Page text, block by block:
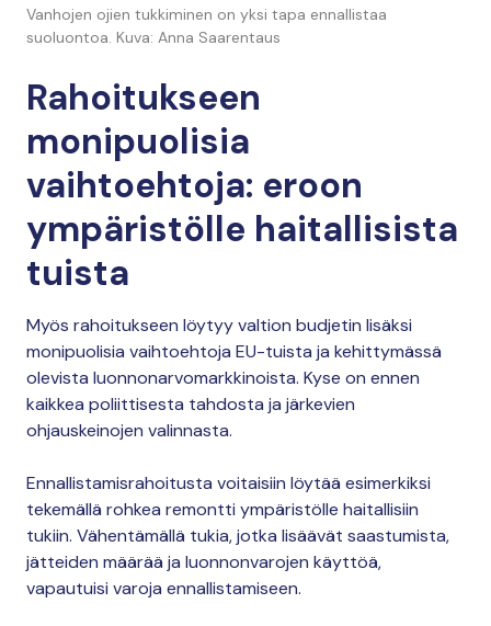
Vanhojen ojien tukkiminen on yksi tapa ennallistaa
suoluontoa. Kuva: Anna Saarentaus
Rahoitukseen
monipuolisia
vaihtoehtoja: eroon
ympäristölle haitallisista
tuista
Myös rahoitukseen löytyy valtion budjetin lisäksi
monipuolisia vaihtoehtoja EU-tuista ja kehittymässä
olevista luonnonarvomarkkinoista. Kyse on ennen
kaikkea poliittisesta tahdosta ja järkevien
ohjauskeinojen valinnasta.
Ennallistamisrahoitusta voitaisiin löytää esimerkiksi
tekemällä rohkea remontti ympäristölle haitallisiin
tukiin. Vähentämällä tukia, jotka lisäävät saastumista,
jätteiden määrää ja luonnonvarojen käyttöä,
vapautuisi varoja ennallistamiseen.